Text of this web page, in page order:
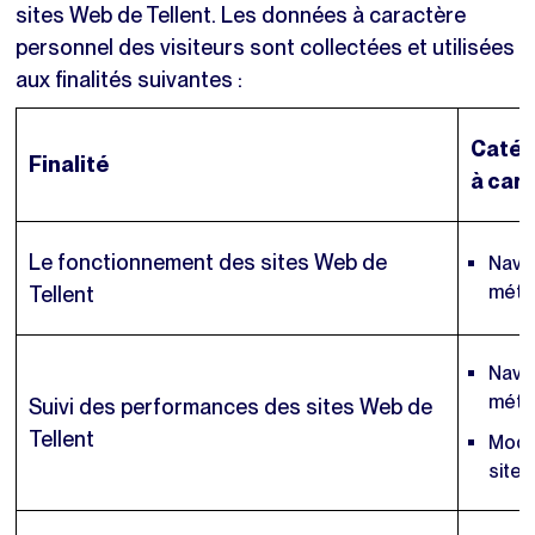
sites Web de Tellent. Les données à caractère
personnel des visiteurs sont collectées et utilisées
aux finalités suivantes :
Finalité
à
Le fonctionnement des sites Web de
Tellent
Suivi des performances des sites Web de
Tellent
sites